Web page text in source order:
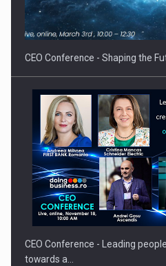
Proteinmaxxing and the Future
CEO Conference - Shaping the
CEO Conference - Leading
towards a…